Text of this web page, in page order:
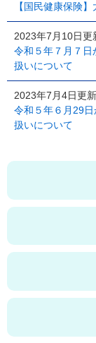
【国民健康保険
2023年7月10日更
令和５年７月７日
扱いについて
2023年7月4日更新
令和５年６月29
扱いについて